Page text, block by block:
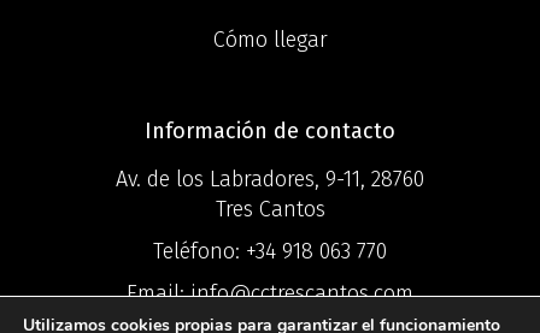
Cómo llegar
Información de contacto
Av. de los Labradores, 9-11, 28760
Tres Cantos
Teléfono: +34 918 063 770
Email:info@cctrescantos.com
Utilizamos cookies propias para garantizar el funcionamiento